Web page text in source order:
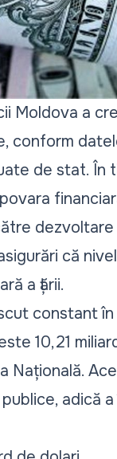
Moldova a
conform
de stat. În
dezvoltare
că
a țării.
constant
10,21
adică